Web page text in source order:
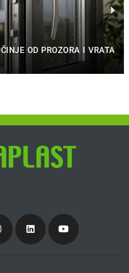
OD PROZORA I VRATA